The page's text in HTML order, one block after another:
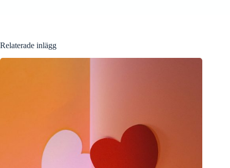
Relaterade inlägg